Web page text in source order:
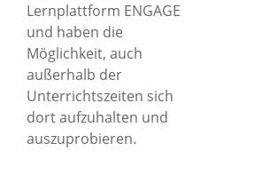
Lernplattform ENGAGE
und haben die
Möglichkeit, auch
außerhalb der
Unterrichtszeiten sich
dort aufzuhalten und
auszuprobieren.